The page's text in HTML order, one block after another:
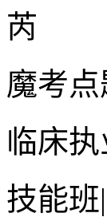
芮
魔考
临床
技能班|